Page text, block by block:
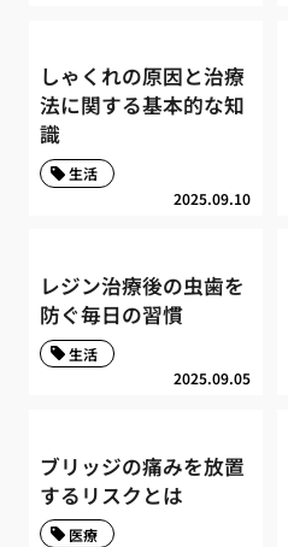
しゃくれの原因と治療
法に関する基本的な知
識
2025.09.10
生活
レジン治療後の虫歯を
防ぐ毎日の習慣
2025.09.05
生活
ブリッジの痛みを放置
するリスクとは
医療